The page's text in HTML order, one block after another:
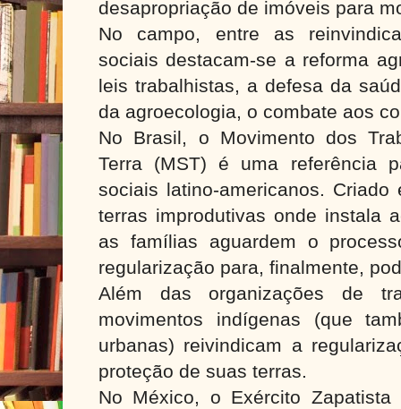
desapropriação de imóveis para
No campo, entre as
sociais destacam-se a reforma
leis trabalhistas, a defesa da
da agroecologia, o combate aos
No Brasil, o Movimento dos
Terra (MST) é uma referência
sociais latino-americanos.
terras improdutivas onde instala
as famílias aguardem o
regularização para, finalmente,
Além das organizações de
movimentos indígenas (que
urbanas) reivindicam a
proteção de suas terras.
No México, o Exército Zapatista